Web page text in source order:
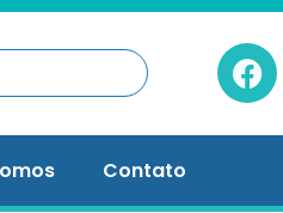
Contato